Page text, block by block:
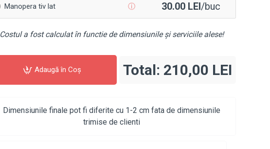
Manopera tiv lat ⓘ 30.00 LEI/buc
Costul a fost calculat în functie de dimensiunile și serviciile alese!
Adaugă în Coş Total: 210,00 LEI
Dimensiunile finale pot fi diferite cu 1-2 cm fata de dimensiunile
trimise de clienti